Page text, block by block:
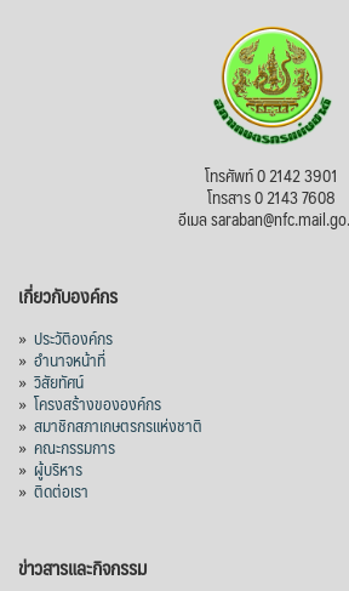
โทรศัพท์ 0 2142 3901
โทรสาร 0 2143 7608
อีเมล
เกี่ยวกับองค์กร
» ประวัติองค์กร
» อำนาจหน้าที่
» วิสัยทัศน์
» โครงสร้างขององค์กร
» สมาชิกสภาเกษตรกรแห่งชาติ
» คณะกรรมการ
» ผู้บริหาร
» ติดต่อเรา
ข่าวสารและกิจกรรม